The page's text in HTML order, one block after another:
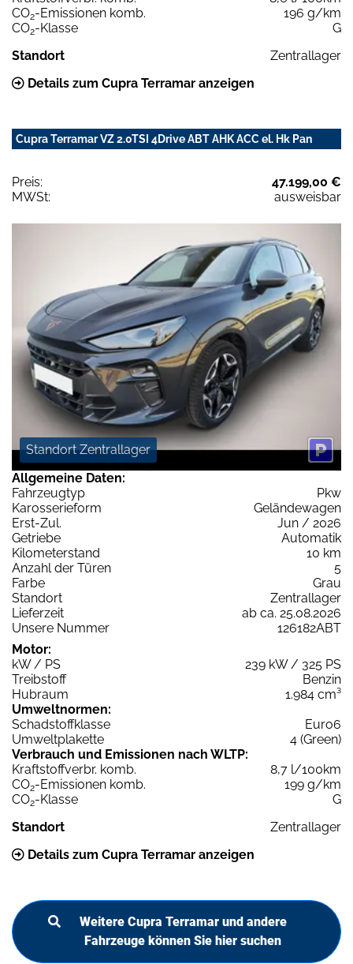
CO2-Emissionen komb.
196 g/km
CO2-Klasse
G
Standort
Zentrallager
Details zum Cupra Terramar anzeigen
Cupra Terramar VZ 2.0TSI 4Drive ABT AHK ACC el. Hk Pan
Preis:
47.199,00 €
MWSt:
ausweisbar
Standort Zentrallager
Allgemeine Daten:
Fahrzeugtyp
Pkw
Karosserieform
Geländewagen
Erst-Zul.
Jun / 2026
Getriebe
Automatik
Kilometerstand
10 km
Anzahl der Türen
5
Farbe
Grau
Standort
Zentrallager
Lieferzeit
ab ca. 25.08.2026
Unsere Nummer
126182ABT
Motor:
kW / PS
239 kW / 325 PS
Treibstoff
Benzin
Hubraum
1.984 cm³
Umweltnormen:
Schadstoffklasse
Euro6
Umweltplakette
4 (Green)
Verbrauch und Emissionen nach WLTP:
Kraftstoffverbr. komb.
8,7 l/100km
CO2-Emissionen komb.
199 g/km
CO2-Klasse
G
Standort
Zentrallager
Details zum Cupra Terramar anzeigen
Weitere Cupra Terramar und andere
Fahrzeuge können Sie hier suchen